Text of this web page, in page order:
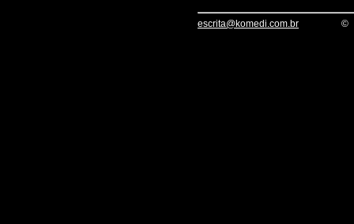
escrita@komedi.com.br ©